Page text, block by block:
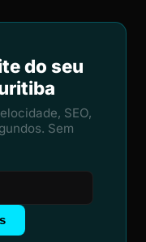
do seu
SEO,
Sem